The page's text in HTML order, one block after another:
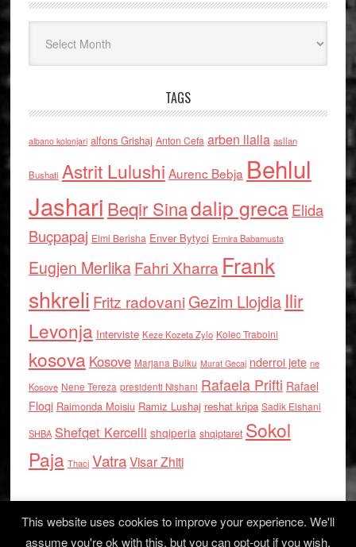
TAGS
albano kolonjari alfons Grishaj Anton Cefa arben llalla asllan
Bushati Astrit Lulushi Aurenc Bebja Behlul
Jashari Beqir Sinadalip grecaElida
Buçpapaj Elmi Berisha Enver Bytyci Ermira Babamusta
Eugjen MerlikaFahri Xharra Frank
shkreli Fritz radovaniGezim Llojdia Ilir
Levonja Interviste Keze Kozeta Zylo Kolec Traboini
kosova Kosove Marjana Bulku Murat Gecaj nderroi jete ne
Kosove Nene Tereza presidenti Nishani Rafaela Prifti Rafael
Floqi Raimonda Moisiu Ramiz Lushaj reshat kripa Sadik Elshani
SHBA Shefqet Kercelli shqiperia shqiptaret Sokol
Paja Thaci VatraVisar Zhiti
This website uses cookies to improve your experience. We'll
assume you're ok with this, but you can opt-out if you wish.